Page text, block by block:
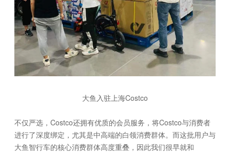
大鱼入驻上海Costco
不仅严选，Costco还拥有优质的会员服务，将Costco与消费者
进行了深度绑定，尤其是中高端的白领消费群体。而这批用户与
大鱼智行车的核心消费群体高度重叠，因此我们很早就和